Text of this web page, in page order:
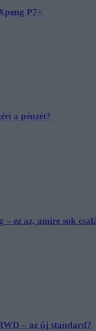
P7+
a pénzét?
ez az, amire sok
– az új standard?